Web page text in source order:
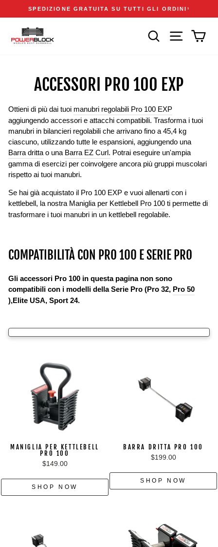
contenuti
Metti
Announcements
SPEDIZIONE GRATUITA SU TUTTI GLI ORDINI 1
CERCA
ACCESSORI PRO 100 EXP
Ottieni di più dai tuoi manubri regolabili Pro 100 EXP
aggiungendo accessori e attacchi compatibili. Trasforma i tuoi
manubri in bilancieri regolabili che arrivano fino a 45,4 kg
ciascuno, utilizzando tutte le espansioni, aggiungendo una
Barra dritta o una Barra EZ Curl. Potrai eseguire un'ampia
gamma di esercizi per coinvolgere ancora più gruppi muscolari
rispetto ai tuoi manubri.
Se hai già acquistato il Pro 100 EXP e vuoi allenarti con i
kettlebell, la nostra Maniglia per Kettlebell Pro 100 ti permette di
trasformare i tuoi manubri in un kettlebell regolabile.
COMPATIBILITÀ CON PRO 100 E SERIE PRO
Gli accessori Pro 100 in questa paginanon sono
compatibili con i modelli della Serie Pro (Pro 32, Pro 50
),Elite USA, Sport 24.
MANIGLIA PER KETTLEBELL
PRO 100
$149.00
SHOP NOW
BARRA DRITTA PRO 100
$199.00
SHOP NOW